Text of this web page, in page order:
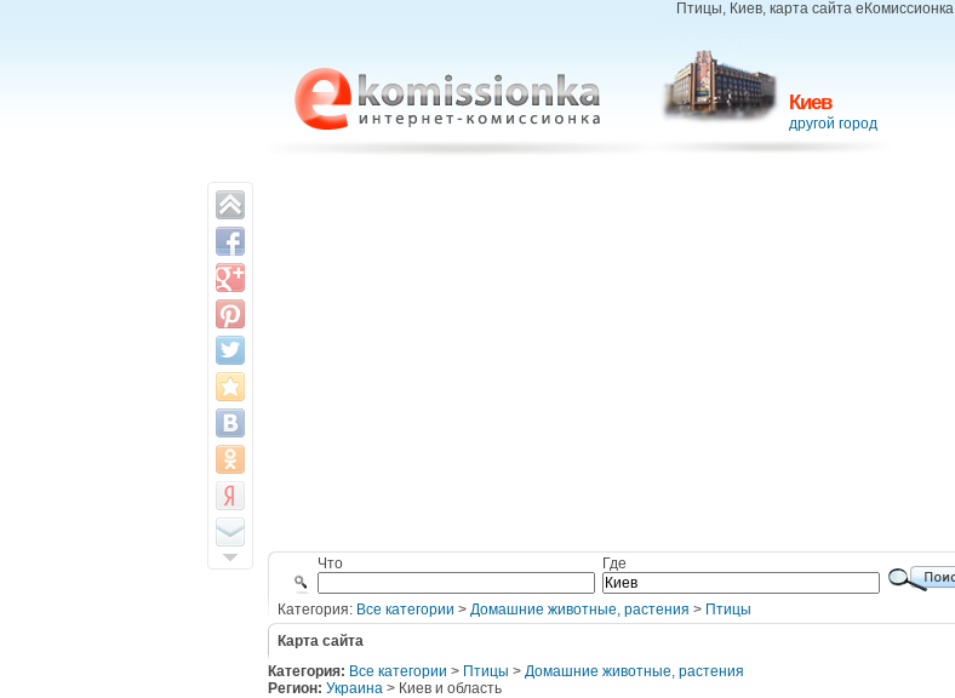
Птицы, Киев, карта сайта еКомиссионка
Киев
другой город
Что Где
Категория: Все категории > Домашние животные, растения > Птицы
Карта сайта
Категория: Все категории > Птицы > Домашние животные, растения
Регион: Украина > Киев и область